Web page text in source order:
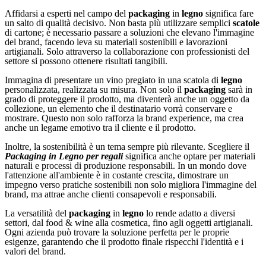
Affidarsi a esperti nel campo del packaging in legno significa fare
un salto di qualità decisivo. Non basta più utilizzare semplici scatole
di cartone; è necessario passare a soluzioni che elevano l'immagine
del brand, facendo leva su materiali sostenibili e lavorazioni
artigianali. Solo attraverso la collaborazione con professionisti del
settore si possono ottenere risultati tangibili.
Immagina di presentare un vino pregiato in una scatola di legno
personalizzata, realizzata su misura. Non solo il packaging sarà in
grado di proteggere il prodotto, ma diventerà anche un oggetto da
collezione, un elemento che il destinatario vorrà conservare e
mostrare. Questo non solo rafforza la brand experience, ma crea
anche un legame emotivo tra il cliente e il prodotto.
Inoltre, la sostenibilità è un tema sempre più rilevante. Scegliere il
Packaging in Legno per regalisignifica anche optare per materiali
naturali e processi di produzione responsabili. In un mondo dove
l'attenzione all'ambiente è in costante crescita, dimostrare un
impegno verso pratiche sostenibili non solo migliora l'immagine del
brand, ma attrae anche clienti consapevoli e responsabili.
La versatilità del packaging in legno lo rende adatto a diversi
settori, dal food & wine alla cosmetica, fino agli oggetti artigianali.
Ogni azienda può trovare la soluzione perfetta per le proprie
esigenze, garantendo che il prodotto finale rispecchi l'identità e i
valori del brand.